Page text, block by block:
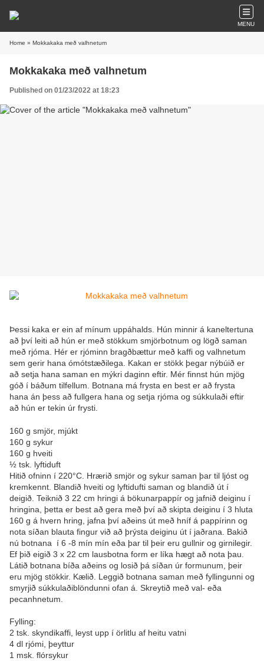
MENU
Home » Mokkakaka með valhnetum
Mokkakaka með valhnetum
Published on 01/23/2022 at 18:23
Þessi kaka er ein af mínum uppáhalds. Hún minnir á kaneltertuna
að því leiti að hún er með stökkum smjörbotnum og lögð saman
með rjóma. Hér er rjóminn bragðbættur með kaffi og valhnetum
sem gerir hana ómótstæðilega. Kakan er stökk þegar nýbúið er
að setja hana saman en mýkri daginn eftir. Mér finnst hún mjög
góð í báðum tilfellum. Botnana má frysta en best er að frysta
hana án þess að fullgera hana og setja rjóma og súkkulaði eftir
að hún er tekin úr frysti.
160 g smjör, mjúkt
160 g sykur
160 g hveiti
½ tsk. lyftiduft
Hitið ofninn í 220°C. Hrærið smjör og sykur saman þar til ljóst og
kremkennt. Blandið hveiti og lyftidufti saman og blandið út í
deigið. Teiknið 3 22 cm hringi á bökunarpappír og jafnið deiginu í
hringina, þetta er best að gera með því að skipta deiginu í 3 hluta
160 g á hvern hring, jafna því aðeins út með hníf á pappírinn og
nota síðan blauta fingur við að þrýsta deiginu út í jaðrana. Bakið
nú botnana í 6 -8 mín mín eða þar til þeir eru gullnir og girnilegir.
Ef þið eigið 3 x 22 cm lausbotna form er líka hægt að nota þau.
Látið botnana bíða aðeins og losið þá síðan úr formunum, þeir
eru mjög stökkir. Kælið. Leggið botnana saman með fyllingunni og
smyrjið súkkulaðiblöndunni ofan á. Skreytið með val- eða
pecanhnetum.
Fylling:
2 tsk. skyndikaffi, leyst upp í örlitlu af heitu vatni
4 dl rjómi, þeyttur
1 msk. flórsykur